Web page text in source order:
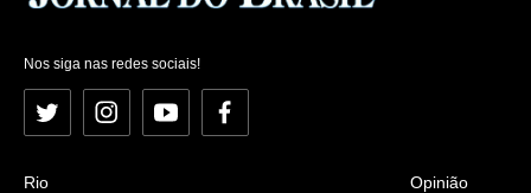
Nos siga nas redes sociais!
Twitter InstagramYouTubeFacebook
Rio
Opinião